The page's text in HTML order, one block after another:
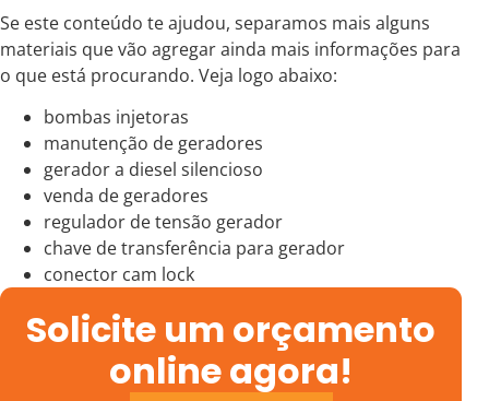
Se este conteúdo te ajudou, separamos mais alguns
materiais que vão agregar ainda mais informações para
o que está procurando. Veja logo abaixo:
bombas injetoras
manutenção de geradores
gerador a diesel silencioso
venda de geradores
regulador de tensão gerador
chave de transferência para gerador
conector cam lock
Solicite um orçamento
online agora!